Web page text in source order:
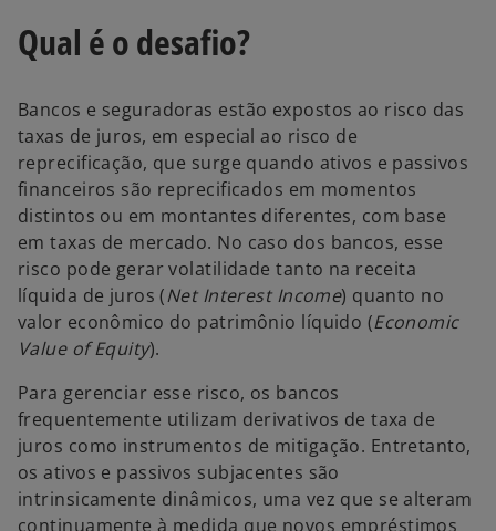
Qual é o desafio?
Bancos e seguradoras estão expostos ao risco das
taxas de juros, em especial ao risco de
reprecificação, que surge quando ativos e passivos
financeiros são reprecificados em momentos
distintos ou em montantes diferentes, com base
em taxas de mercado. No caso dos bancos, esse
risco pode gerar volatilidade tanto na receita
líquida de juros (Net Interest Income) quanto no
valor econômico do patrimônio líquido (Economic
Value of Equity).
Para gerenciar esse risco, os bancos
frequentemente utilizam derivativos de taxa de
juros como instrumentos de mitigação. Entretanto,
os ativos e passivos subjacentes são
intrinsicamente dinâmicos, uma vez que se alteram
continuamente à medida que novos empréstimos